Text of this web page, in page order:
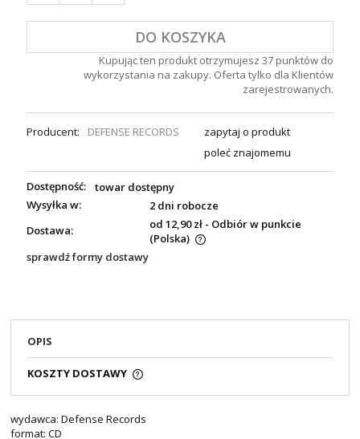
DO KOSZYKA
Kupując ten produkt otrzymujesz 37 punktów do
wykorzystania na zakupy. Oferta tylko dla Klientów
zarejestrowanych.
Producent: DEFENSE RECORDS
zapytaj o produkt
poleć znajomemu
Dostępność:
towar dostępny
Wysyłka w:
2 dni robocze
Dostawa:
od 12,90 zł - Odbiór w punkcie
(Polska)
sprawdź formy dostawy
OPIS
KOSZTY DOSTAWY
wydawca: Defense Records
format: CD